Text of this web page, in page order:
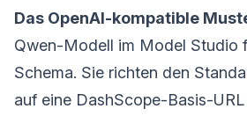
Das OpenAI-kompatible
Qwen-Modell im Model Studio
Schema. Sie richten den
auf eine DashScope-Basis-URL